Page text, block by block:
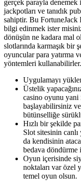
gerçek parayla
jackpotları ve tanıdık
sahiptir. Bu FortuneJack
bilgi edinmek ister
dönüşün ne kadara mal
slotlarında karmaşık bir
oyuncular para yatırma
yöntemleri kullanabilirler.
Uygulamayı
Üstelik
casino oyunu yani
başlayabilirsiniz
bütünselliğe
Hızlı bir şekilde
Slot sitesinin
da kendisinin
bedava
Oyun içerisinde
noktaları var özel
temel oyun olsun.